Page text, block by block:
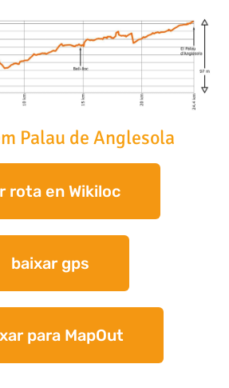
Palau de Anglesola
rota en Wikiloc
baixar gps
para MapOut